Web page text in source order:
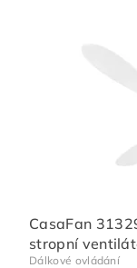
CasaFan
stropní
Dálkové ovládání